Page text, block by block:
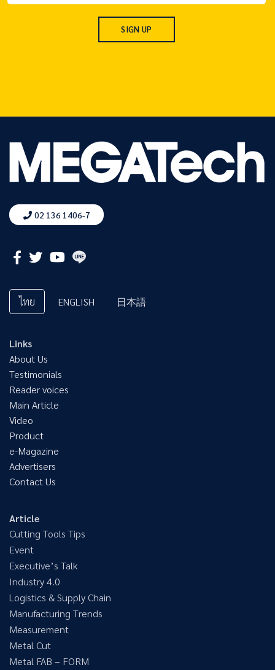
02 136 1406-7
ไทย ENGLISH 日本語
Links
About Us
Testimonials
Reader voices
Main Article
Video
Product
e-Magazine
Advertisers
Contact Us
Article
Cutting Tools Tips
Event
Executive’s Talk
Industry 4.0
Logistics & Supply Chain
Manufacturing Trends
Measurement
Metal Cut
Metal FAB – FORM